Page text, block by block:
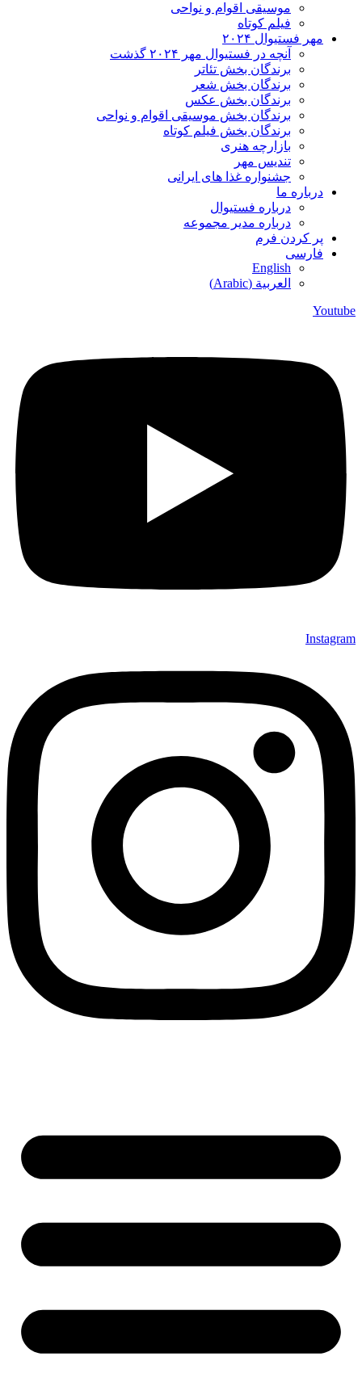
موسیقی اقوام و نواحی
فیلم کوتاه
مهر فستیوال ۲۰۲۴
آنچه در فستیوال مهر ۲۰۲۴ گذشت
برندگان بخش تئاتر
برندگان بخش شعر
برندگان بخش عکس
برندگان بخش موسیقی اقوام و نواحی
برندگان بخش فیلم کوتاه
بازارچه هنری
تندیس مهر
جشنواره غذا های ایرانی
درباره ما
درباره فستیوال
درباره مدیر مجموعه
پر کردن فرم
فارسی
English
العربية (
Arabic
)
Youtube
Instagram